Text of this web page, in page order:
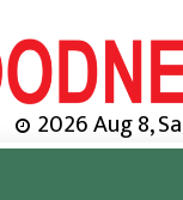
2026 Aug 8,